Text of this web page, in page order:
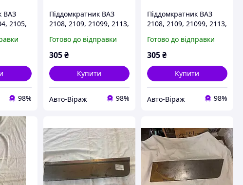
ВАЗ
2105,
98%
Піддомкратник ВАЗ
2108, 2109, 21099, 2113,
зборі правий
Готово до відправки
305 ₴
Купити
Авто-Віраж 98%
Піддомкратник ВАЗ
2108, 2109, 21099, 2113,
зборі лівий
Готово до відправки
305₴
Купити
Авто-Віраж 98%